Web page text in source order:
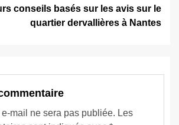
conseils basés sur les avis sur le
quartier dervallières à Nantes
mail ne sera pas publiée. Les